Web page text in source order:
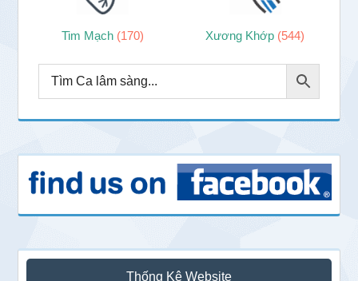
Tim Mạch (170) Xương Khớp (544)
Thống Kê Website